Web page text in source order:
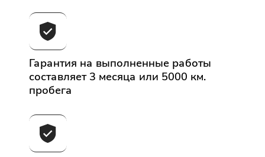
Гарантия на выполненные работы
составляет 3 месяца или 5000 км.
пробега